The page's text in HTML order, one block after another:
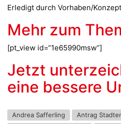
Erledigt durch Vorhaben/
Mehr zum
[pt_view id=“1e65990msw“]
Jetzt
eine bessere
Andrea Safferling
Antrag